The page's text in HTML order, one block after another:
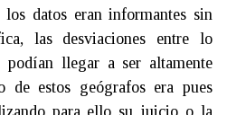
datos eran informantes sin
las desviaciones entre lo
llegar a ser altamente
de estos geógrafos era pues
para ello su juicio o la